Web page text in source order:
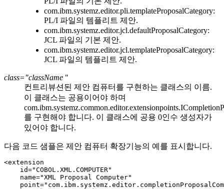
com.ibm.systemz.editor.pli.templateProposalCategory:
PL/I 파일의 템플리트 제안.
com.ibm.systemz.editor.jcl.defaultProposalCategory:
JCL 파일의 기본 제안.
com.ibm.systemz.editor.jcl.templateProposalCategory:
JCL 파일의 템플리트 제안.
class="className "
컨트리뷰션된 제안 컴퓨터를 구현하는 클래스의 이름.
이 클래스는 공용이어야 하며
를 구현해야 합니다. 이 클래스에 공용 0인수 생성자가
있어야 합니다.
다음 코드 샘플은 제안 컴퓨터 확장기능의 예를 표시합니다.
<extension
    id="COBOL.XML.COMPUTER"
    name="XML Proposal Computer"